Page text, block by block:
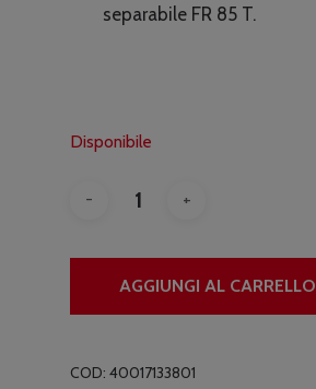
separabile FR 85 T.
Disponibile
AGGIUNGI AL CARRELLO
COD: 40017133801